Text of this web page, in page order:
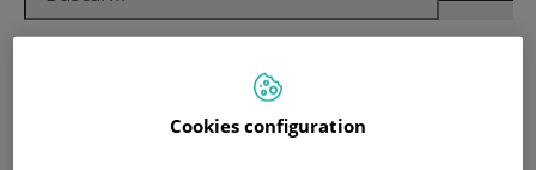
Cookies configuration